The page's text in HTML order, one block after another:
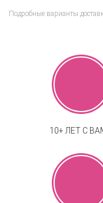
Подробные варианты
10+ ЛЕТ С